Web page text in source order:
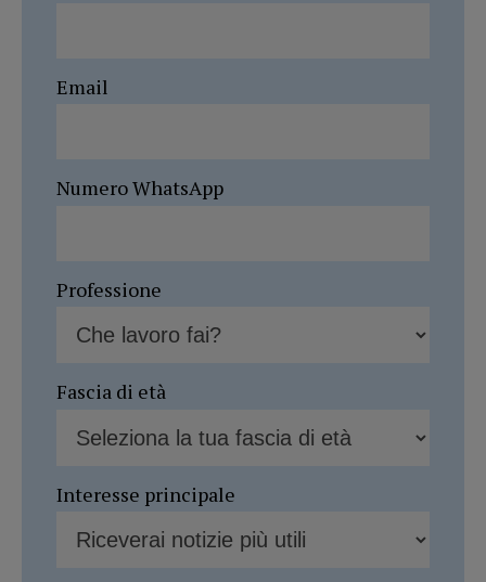
Email
Numero WhatsApp
Professione
Fascia di età
Interesse principale